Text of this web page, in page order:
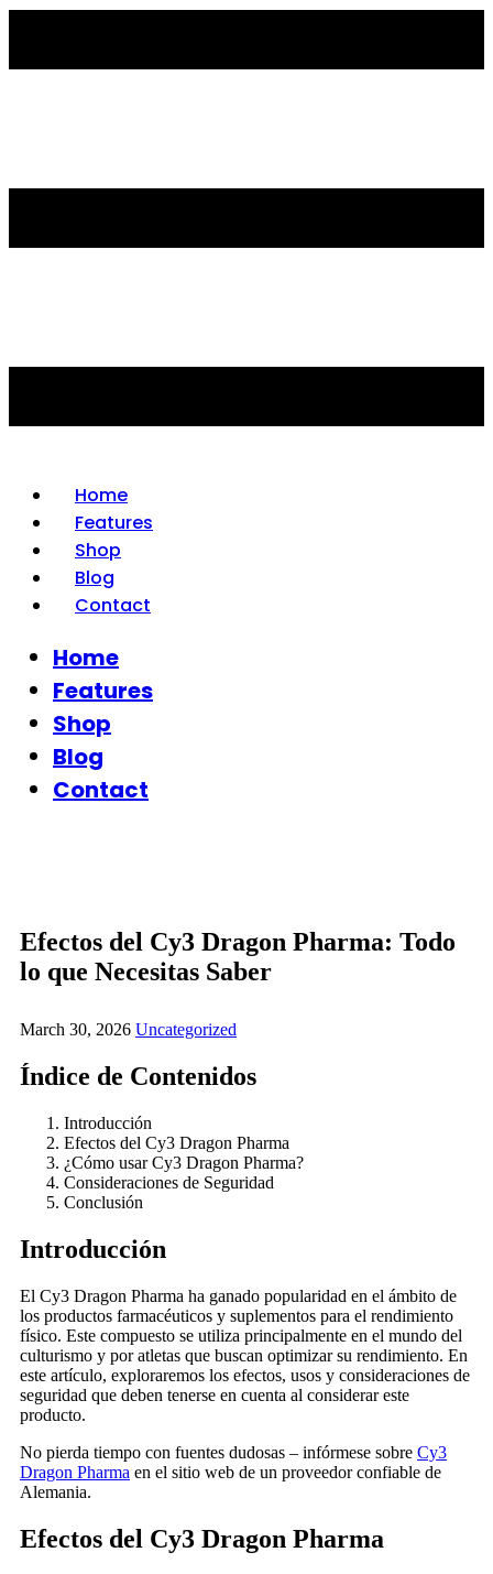
Home
Features
Shop
Blog
Contact
Home
Features
Shop
Blog
Contact
Efectos del Cy3 Dragon Pharma: Todo
lo que Necesitas Saber
March 30, 2026 Uncategorized
Índice de Contenidos
Introducción
Efectos del Cy3 Dragon Pharma
¿Cómo usar Cy3 Dragon Pharma?
Consideraciones de Seguridad
Conclusión
Introducción
El Cy3 Dragon Pharma ha ganado popularidad en el ámbito de
los productos farmacéuticos y suplementos para el rendimiento
físico. Este compuesto se utiliza principalmente en el mundo del
culturismo y por atletas que buscan optimizar su rendimiento. En
este artículo, exploraremos los efectos, usos y consideraciones de
seguridad que deben tenerse en cuenta al considerar este
producto.
No pierda tiempo con fuentes dudosas – infórmese sobre Cy3
Dragon Pharma en el sitio web de un proveedor confiable de
Alemania.
Efectos del Cy3 Dragon Pharma